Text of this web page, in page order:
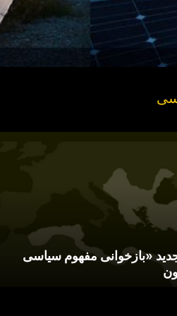
«بازخوانی مفهوم سیاسی